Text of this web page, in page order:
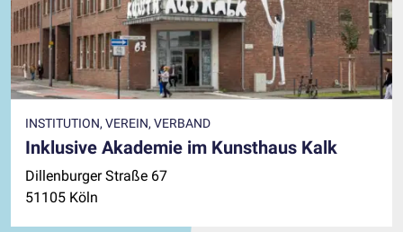
INSTITUTION, VEREIN, VERBAND
Inklusive Akademie im Kunsthaus Kalk
Dillenburger Straße 67
51105 Köln